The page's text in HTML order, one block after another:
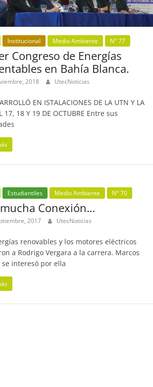
Institucional Medio Ambiente N° 77
Congreso de Energías
en Bahía Blanca.
2018 UtecNoticias
EN ISTALACIONES DE LA UTN Y LA
17, 18 Y 19 DE OCTUBRE Entre sus
Estudiantiles Medio Ambiente N° 70
Conexión…
2017 UtecNoticias
renovables y los motores eléctricos
a Rodrigo Vergara a la carrera. Marcos
se interesó por ella